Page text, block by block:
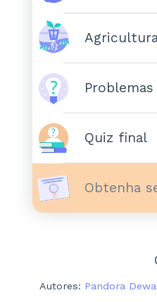
Quiz final
Obtenha
Autores: Pandora